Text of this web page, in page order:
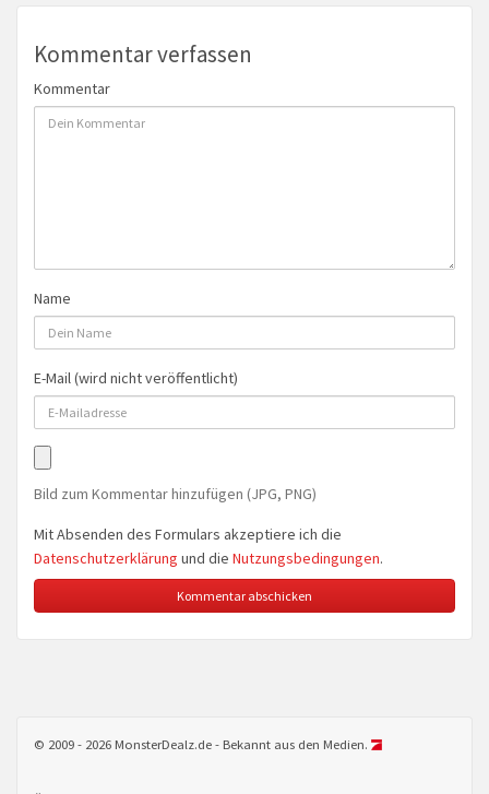
Kommentar verfassen
Kommentar
Name
E-Mail (wird nicht veröffentlicht)
Bild zum Kommentar hinzufügen (JPG, PNG)
Mit Absenden des Formulars akzeptiere ich die
Datenschutzerklärung und die Nutzungsbedingungen.
© 2009 - 2026 MonsterDealz.de - Bekannt aus den Medien.